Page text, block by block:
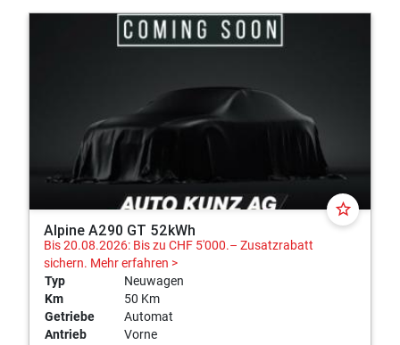
star_border
Alpine A290 GT 52kWh
Bis 20.08.2026: Bis zu CHF 5'000.– Zusatzrabatt
sichern. Mehr erfahren >
Typ
Neuwagen
Km
50 Km
Getriebe
Automat
Antrieb
Vorne